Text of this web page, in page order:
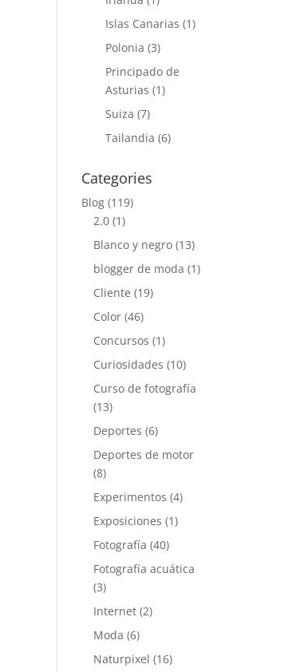
Islas Canarias (1)
Polonia (3)
Principado de
Asturias (1)
Suiza (7)
Tailandia (6)
Categories
Blog (119)
2.0 (1)
Blanco y negro (13)
blogger de moda (1)
Cliente (19)
Color (46)
Concursos (1)
Curiosidades (10)
Curso de fotografía
(13)
Deportes (6)
Deportes de motor
(8)
Experimentos (4)
Exposiciones (1)
Fotografía (40)
Fotografía acuática
(3)
Internet (2)
Moda (6)
Naturpixel (16)